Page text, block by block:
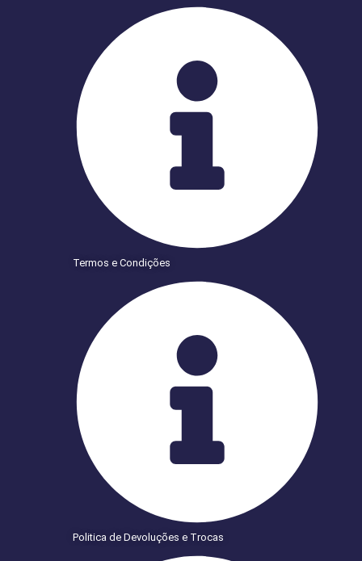
Termos e Condições
Politica de Devoluções e Trocas